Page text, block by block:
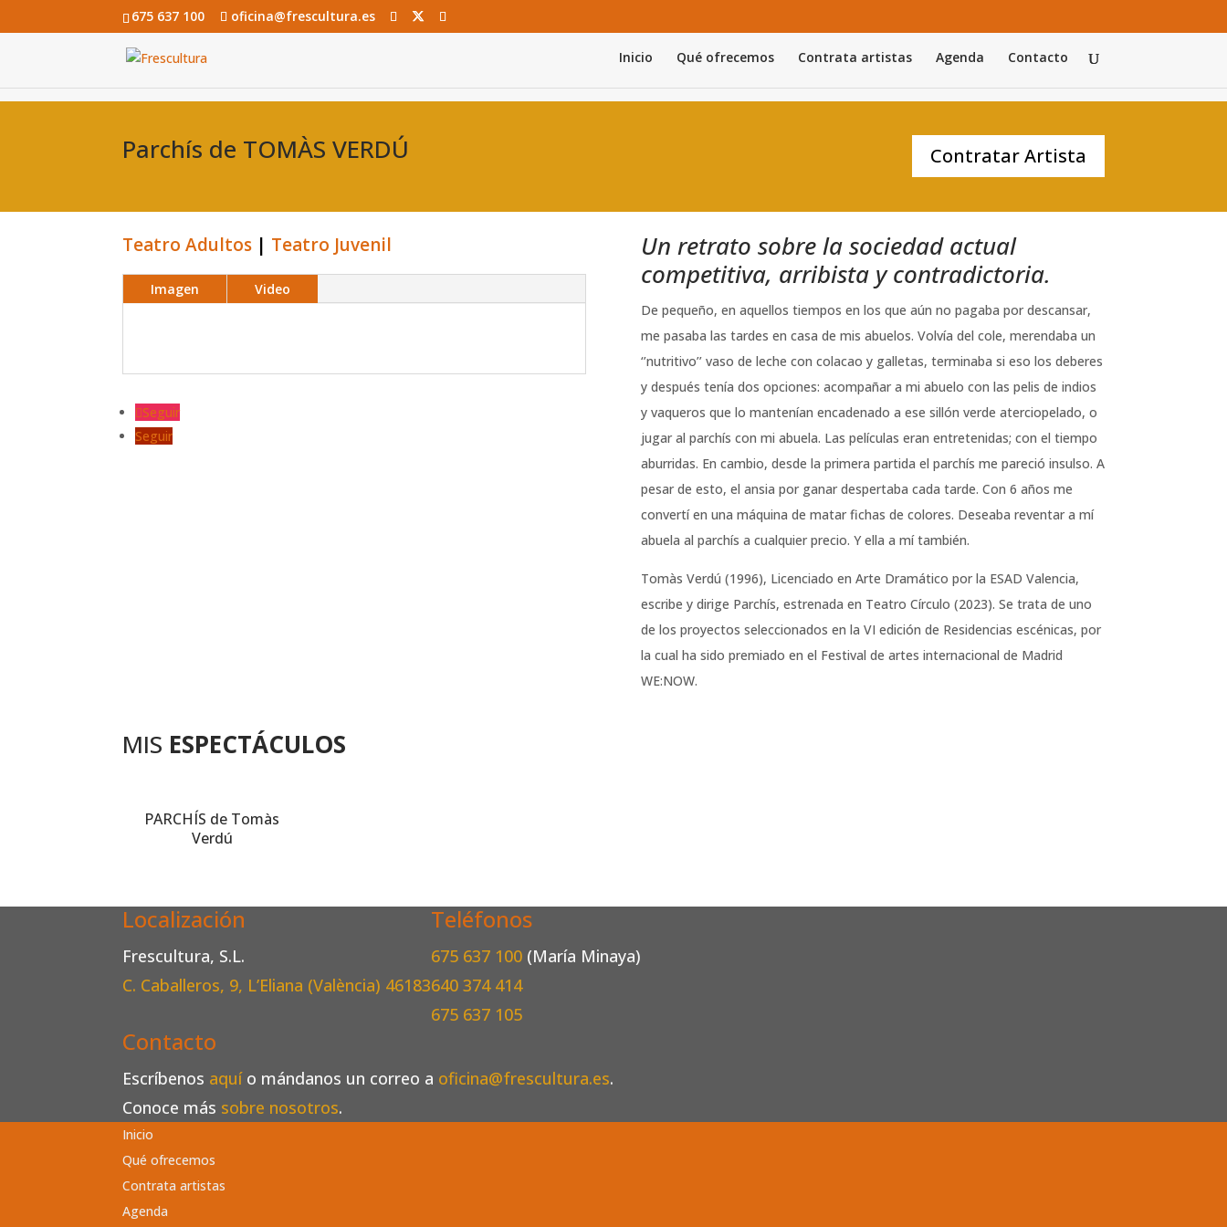
675 637 100 oficina@frescultura.es
Inicio Qué ofrecemos Contrata artistas Agenda Contacto
Parchís de TOMÀS VERDÚ Contratar Artista
Teatro Adultos | Teatro Juvenil
Imagen Video
Seguir
Seguir
Un retrato sobre la sociedad actual
competitiva, arribista y contradictoria.
De pequeño, en aquellos tiempos en los que aún no pagaba por descansar,
me pasaba las tardes en casa de mis abuelos. Volvía del cole, merendaba un
‘’nutritivo’’ vaso de leche con colacao y galletas, terminaba si eso los deberes
y después tenía dos opciones: acompañar a mi abuelo con las pelis de indios
y vaqueros que lo mantenían encadenado a ese sillón verde aterciopelado, o
jugar al parchís con mi abuela. Las películas eran entretenidas; con el tiempo
aburridas. En cambio, desde la primera partida el parchís me pareció insulso. A
pesar de esto, el ansia por ganar despertaba cada tarde. Con 6 años me
convertí en una máquina de matar fichas de colores. Deseaba reventar a mí
abuela al parchís a cualquier precio. Y ella a mí también.
Tomàs Verdú (1996), Licenciado en Arte Dramático por la ESAD Valencia,
escribe y dirige Parchís, estrenada en Teatro Círculo (2023). Se trata de uno
de los proyectos seleccionados en la VI edición de Residencias escénicas, por
la cual ha sido premiado en el Festival de artes internacional de Madrid
WE:NOW.
MIS ESPECTÁCULOS
PARCHÍS de Tomàs
Verdú
Localización
Frescultura, S.L.
C. Caballeros, 9, L’Eliana (València) 46183
Teléfonos
675 637 100 (María Minaya)
640 374 414
675 637 105
Contacto
Escríbenos aquío mándanos un correo a oficina@frescultura.es.
Conoce más sobre nosotros.
Inicio
Qué ofrecemos
Contrata artistas
Agenda